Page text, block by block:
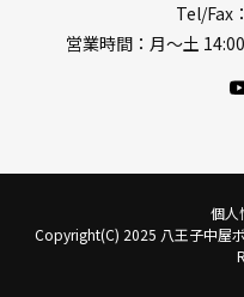
Tel/Fax
営業時間：月〜土
個人
Copyright(C) 2025 八王子中屋